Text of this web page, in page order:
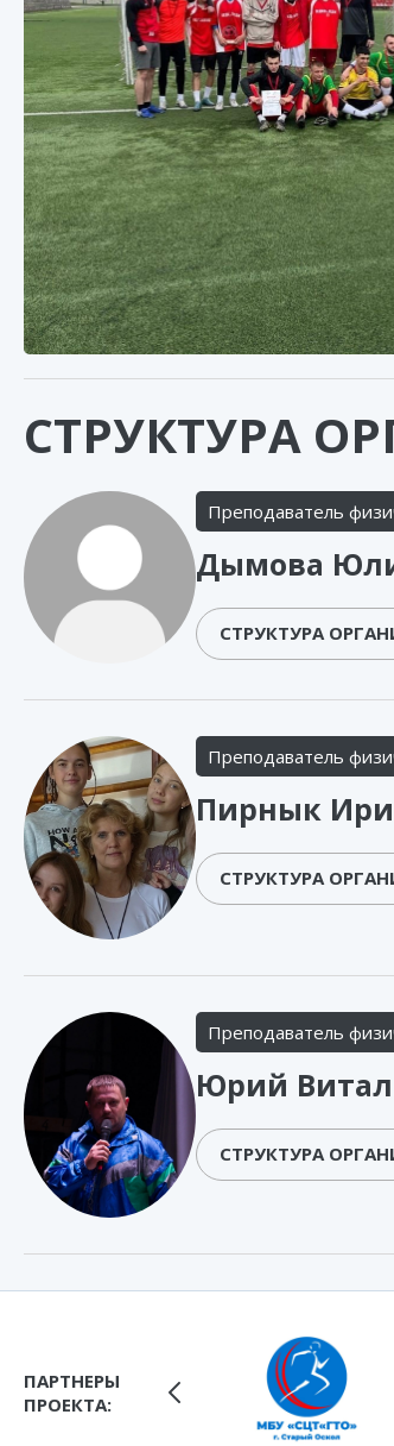
СТРУКТУРА
Преподаватель
Дымова
СТРУКТУРА
Преподаватель
Пирнык
СТРУКТУРА
Преподаватель
Юрий
СТРУКТУРА
ПАРТНЕРЫ
ПРОЕКТА: